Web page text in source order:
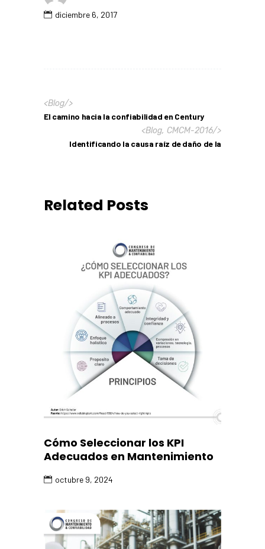
diciembre 6, 2017
<Blog/>
El camino hacia la confiabilidad en Century
<Blog, CMCM-2016/>
Identificando la causa raíz de daño de la
Related Posts
Cómo Seleccionar los KPI
Adecuados en Mantenimiento
octubre 9, 2024